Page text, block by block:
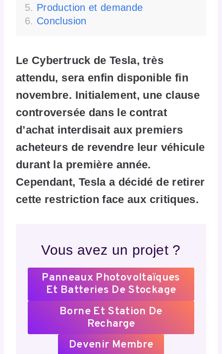
Production et demande
Conclusion
Le Cybertruck de Tesla, très
attendu, sera enfin disponible fin
novembre. Initialement, une clause
controversée dans le contrat
d’achat interdisait aux premiers
acheteurs de revendre leur véhicule
durant la première année.
Cependant, Tesla a décidé de retirer
cette restriction face aux critiques.
Vous avez un projet ?
Panneaux Photovoltaïques
Et Batteries De Stockage
Borne Et Station De
Recharge
Devenir Membre